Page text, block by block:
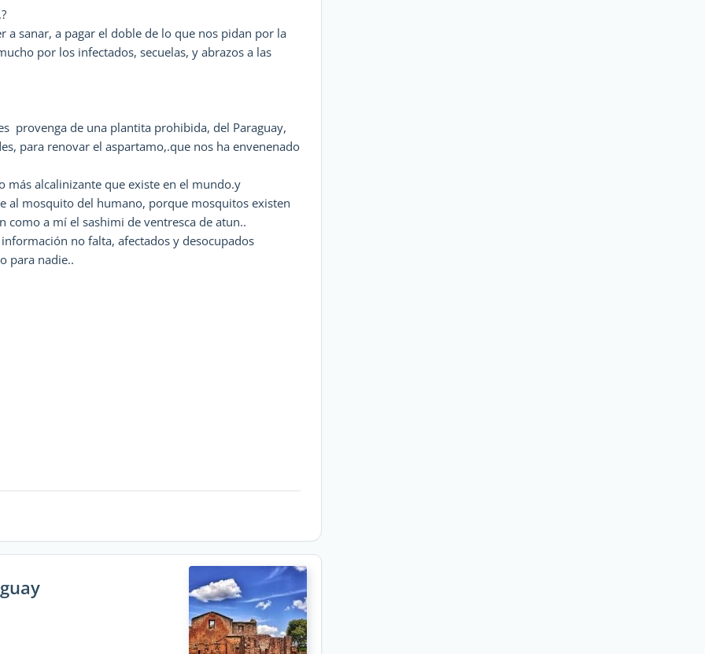
sanar, a pagar el doble de lo que nos pidan por la
por los infectados, secuelas, y abrazos a las
provenga de una plantita prohibida, del Paraguay,
para renovar el aspartamo,.que nos ha envenenado
más alcalinizante que existe en el mundo.y
al mosquito del humano, porque mosquitos existen
como a mí el sashimi de ventresca de atun..
no falta, afectados y desocupados
para nadie..